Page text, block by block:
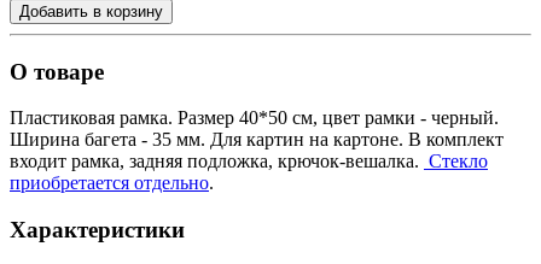
Добавить в корзину
О товаре
Пластиковая рамка. Размер 40*50 см, цвет рамки - черный.
Ширина багета - 35 мм. Для картин на картоне. В комплект
входит рамка, задняя подложка, крючок-вешалка. Стекло
приобретается отдельно.
Характеристики